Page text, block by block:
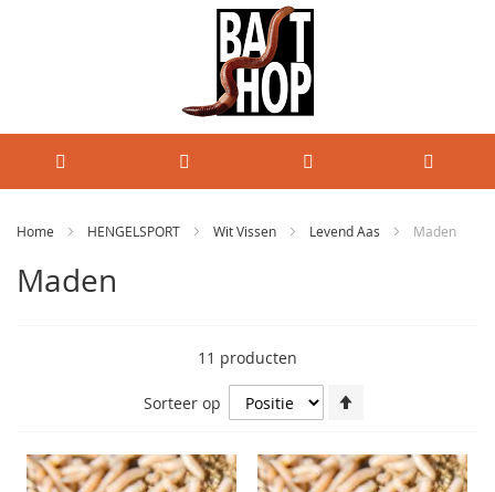
Home HENGELSPORT Wit Vissen Levend Aas Maden
Maden
11 producten
Sorteer op
laag
sorteren